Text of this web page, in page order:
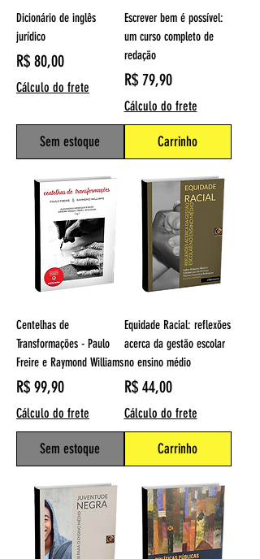
Dicionário de inglês
jurídico
Preço
R$ 80,00
Cálculo do frete
Sem estoque
Escrever bem é possível:
um curso completo de
redação
Preço
R$ 79,90
Cálculo do frete
Carrinho
Centelhas de
Transformações - Paulo
Freire e Raymond Williams
Preço
R$ 99,90
Cálculo do frete
Sem estoque
Equidade Racial: reflexões
acerca da gestão escolar
no ensino médio
Preço
R$ 44,00
Cálculo do frete
Carrinho